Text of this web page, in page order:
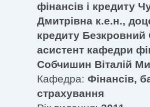
фінансів і кредиту
Дмитрівна к.е.н.,
кредиту
асистент кафедри
Собчишин Віталій
Кафедра:Фінансів,
страхування